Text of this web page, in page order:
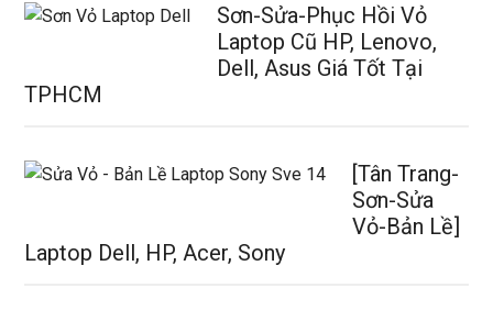
Sơn-Sửa-Phục Hồi Vỏ
Laptop Cũ HP, Lenovo,
Dell, Asus Giá Tốt Tại
TPHCM
[Tân Trang-
Sơn-Sửa
Vỏ-Bản Lề]
Laptop Dell, HP, Acer, Sony